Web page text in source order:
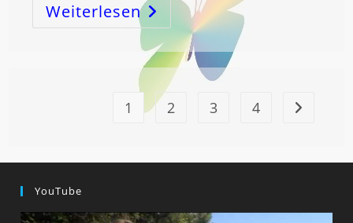
WeiterlesenALLES
Ist
HEILBAR
Aus
Dem
L
ICH
1 2 3 4 Zur
YouTube